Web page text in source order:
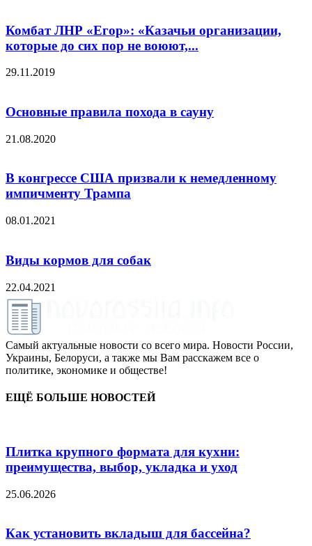
Комбат ЛНР «Егор»: «Казачьи организации,
которые до сих пор не воюют,...
29.11.2019
Основные правила похода в сауну
21.08.2020
В конгрессе США призвали к немедленному
импичменту Трампа
08.01.2021
Виды кормов для собак
22.04.2021
Самый актуальные новости со всего мира. Новости России,
Украины, Белоруси, а также мы Вам расскажем все о
политике, экономике и обществе!
ЕЩЁ БОЛЬШЕ НОВОСТЕЙ
Плитка крупного формата для кухни:
преимущества, выбор, укладка и уход
25.06.2026
Как установить вкладыш для бассейна?